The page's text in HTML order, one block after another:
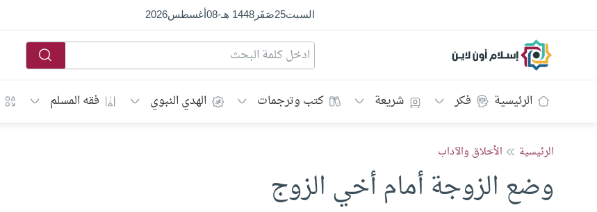
السبت25صَفَر1448 هـ -
08أغسطس2026
إسلام أون لاين
الرئيسية فكر شريعة كتب وترجمات الهدي النبوي فقه المسلم
الرئيسية الأخلاق والآداب
وضع الزوجة أمام أخي الزوج